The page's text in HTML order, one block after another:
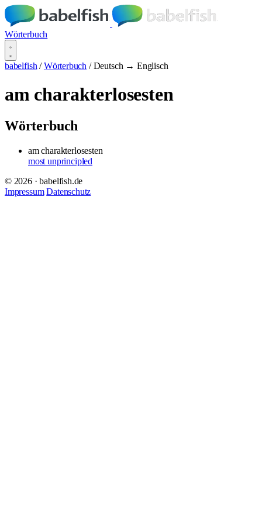
Wörterbuch
babelfish / Wörterbuch / Deutsch → Englisch
am charakterlosesten
Wörterbuch
am charakterlosesten
most unprincipled
© 2026 · babelfish.de
Impressum Datenschutz